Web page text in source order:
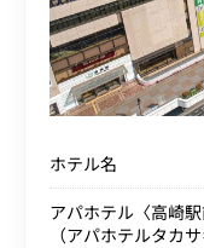
ホテル名
アパホテル〈高崎
（アパホテルタカ